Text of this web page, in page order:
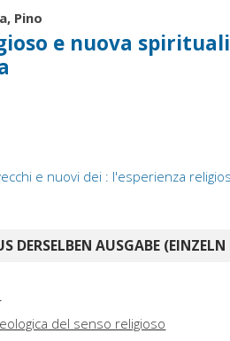
Pino
e nuova
e nuovi dei : l'esperienza
DERSELBEN AUSGABE
del senso religioso